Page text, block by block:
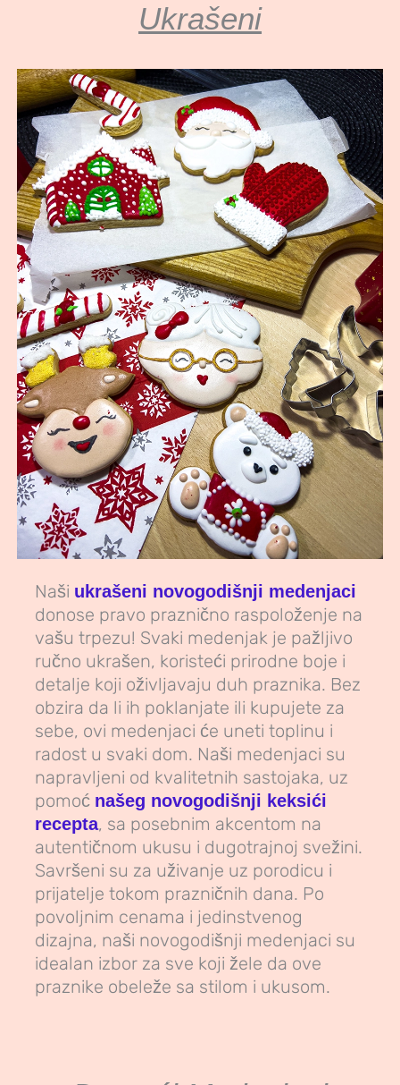
Ukrašeni
Naši ukrašeni novogodišnji medenjaci
donose pravo praznično raspoloženje na
vašu trpezu! Svaki medenjak je pažljivo
ručno ukrašen, koristeći prirodne boje i
detalje koji oživljavaju duh praznika. Bez
obzira da li ih poklanjate ili kupujete za
sebe, ovi medenjaci će uneti toplinu i
radost u svaki dom. Naši medenjaci su
napravljeni od kvalitetnih sastojaka, uz
pomoć našeg novogodišnji keksići
recepta, sa posebnim akcentom na
autentičnom ukusu i dugotrajnoj svežini.
Savršeni su za uživanje uz porodicu i
prijatelje tokom prazničnih dana. Po
povoljnim cenama i jedinstvenog
dizajna, naši novogodišnji medenjaci su
idealan izbor za sve koji žele da ove
praznike obeleže sa stilom i ukusom.